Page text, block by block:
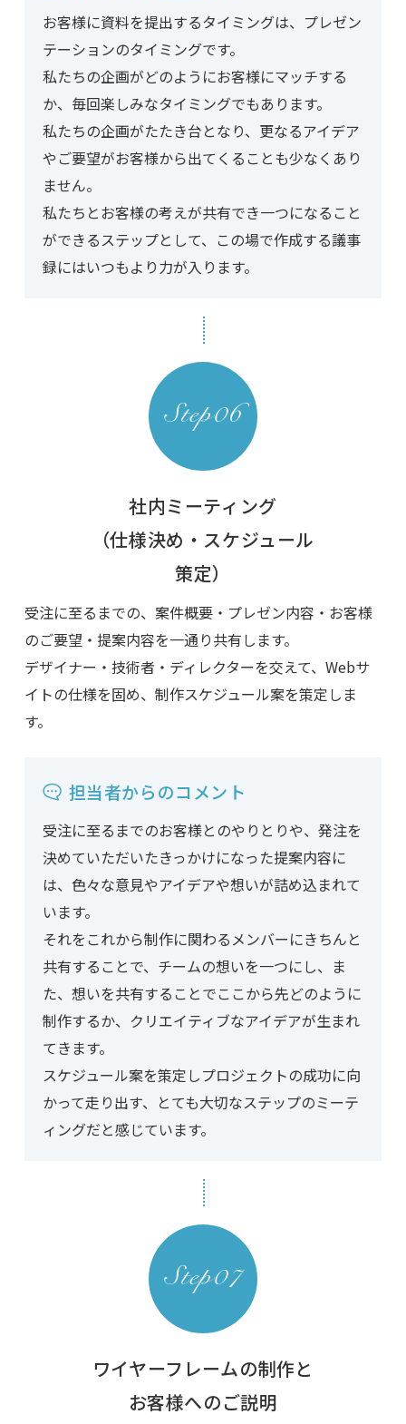
お客様に資料を提出するタイミングは、プレゼン
テーションのタイミングです。
私たちの企画がどのようにお客様にマッチする
か、毎回楽しみなタイミングでもあります。
私たちの企画がたたき台となり、更なるアイデア
やご要望がお客様から出てくることも少なくあり
ません。
私たちとお客様の考えが共有でき一つになること
ができるステップとして、この場で作成する議事
録にはいつもより力が入ります。
社内ミーティング
（仕様決め・スケジュール
策定）
受注に至るまでの、案件概要・プレゼン内容・お客様
のご要望・提案内容を一通り共有します。
デザイナー・技術者・ディレクターを交えて、Webサ
イトの仕様を固め、制作スケジュール案を策定しま
す。
担当者からのコメント
受注に至るまでのお客様とのやりとりや、発注を
決めていただいたきっかけになった提案内容に
は、色々な意見やアイデアや想いが詰め込まれて
います。
それをこれから制作に関わるメンバーにきちんと
共有することで、チームの想いを一つにし、ま
た、想いを共有することでここから先どのように
制作するか、クリエイティブなアイデアが生まれ
てきます。
スケジュール案を策定しプロジェクトの成功に向
かって走り出す、とても大切なステップのミーテ
ィングだと感じています。
ワイヤーフレームの制作と
お客様へのご説明